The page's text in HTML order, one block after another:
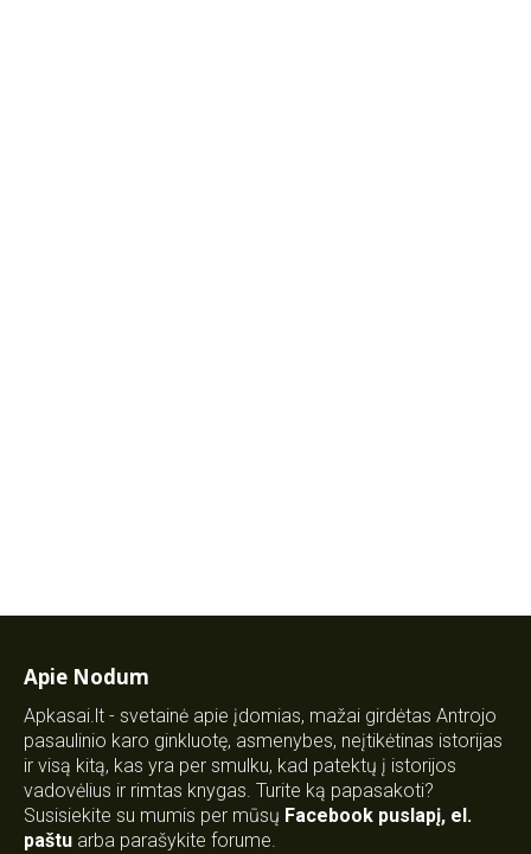
Apie Nodum
Apkasai.lt - svetainė apie įdomias, mažai girdėtas Antrojo
pasaulinio karo ginkluotę, asmenybes, neįtikėtinas istorijas
ir visą kitą, kas yra per smulku, kad patektų į istorijos
vadovėlius ir rimtas knygas. Turite ką papasakoti?
Susisiekite su mumis per mūsų Facebook puslapį, el.
paštu arba parašykite forume.